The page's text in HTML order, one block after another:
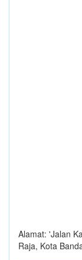
Alamat: 'Jalan
Raja, Kota